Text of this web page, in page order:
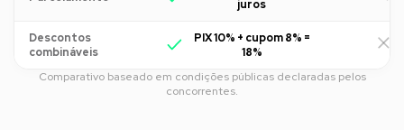
juros
Descontos
combináveis
PIX 10% + cupom 8% =
18%
Comparativo baseado em condições públicas declaradas pelos
concorrentes.